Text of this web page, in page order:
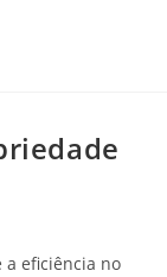
eficiência no